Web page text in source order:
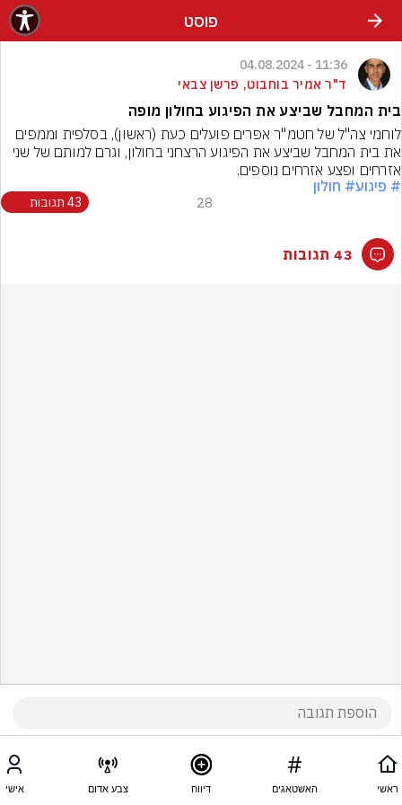
פוסט
11:36 - 04.08.2024
ד"ר אמיר בוחבוט, פרשן צבאי
בית המחבל שביצע את הפיגוע בחולון מופה
אזרחים ופצע אזרחים נוספים.
# פיגוע# חולון
28 43 תגובות
43 תגובות
ראשי האשטאגים דיווח צבע אדום אישי